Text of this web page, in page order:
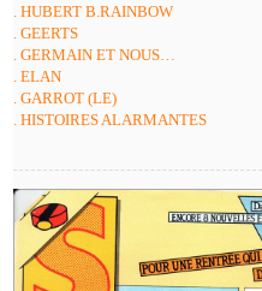
. HUBERT B.RAINBOW
. GEERTS
. GERMAIN ET NOUS…
. ELAN
. GARROT (LE)
. HISTOIRES ALARMANTES